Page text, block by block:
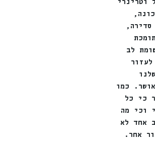
וטרינרי
סדירה,
לב
כמו
כי כל
וכי מה
אחד לא
אחר.